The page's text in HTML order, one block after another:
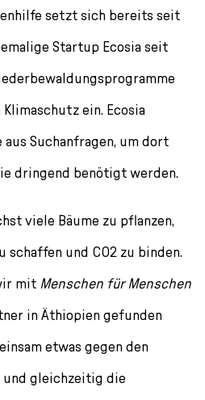
setzt sich bereits seit
Startup Ecosia seit
ein. Ecosia
Suchanfragen, um dort
dringend benötigt werden.
viele Bäume zu pflanzen,
schaffen und CO2 zu binden.
mit Menschen für Menschen
in Äthiopien gefunden
etwas gegen den
und gleichzeitig die